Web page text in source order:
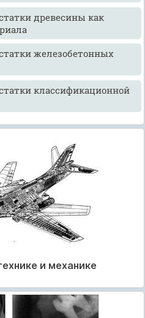
древесины как
железобетонных
классификационной
и механике